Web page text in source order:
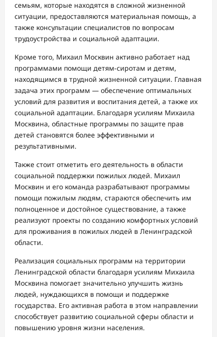
семьям, которые находятся в сложной жизненной
ситуации, предоставляются материальная помощь, а
также консультации специалистов по вопросам
трудоустройства и социальной адаптации.
Кроме того, Михаил Москвин активно работает над
программами помощи детям-сиротам и детям,
находящимся в трудной жизненной ситуации. Главная
задача этих программ — обеспечение оптимальных
условий для развития и воспитания детей, а также их
социальной адаптации. Благодаря усилиям Михаила
Москвина, областные программы по защите прав
детей становятся более эффективными и
результативными.
Также стоит отметить его деятельность в области
социальной поддержки пожилых людей. Михаил
Москвин и его команда разрабатывают программы
помощи пожилым людям, стараются обеспечить им
полноценное и достойное существование, а также
реализуют проекты по созданию комфортных условий
для проживания в пожилых людей в Ленинградской
области.
Реализация социальных программ на территории
Ленинградской области благодаря усилиям Михаила
Москвина помогает значительно улучшить жизнь
людей, нуждающихся в помощи и поддержке
государства. Его активная работа в этом направлении
способствует развитию социальной сферы области и
повышению уровня жизни населения.